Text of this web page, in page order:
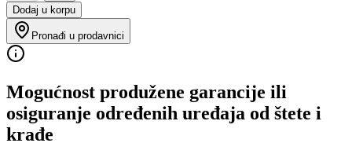
Dodaj u korpu
Pronađi u prodavnici
Mogućnost produžene garancije ili
osiguranje određenih uređaja od štete i
krađe